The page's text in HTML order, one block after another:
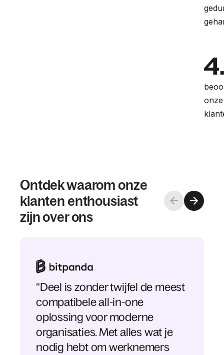
onze
Ontdek waarom onze
klanten enthousiast
zijn over ons
“Deel is zonder twijfel de meest
compatibele all-in-one
oplossing voor moderne
organisaties. Met alles wat je
nodig hebt om werknemers